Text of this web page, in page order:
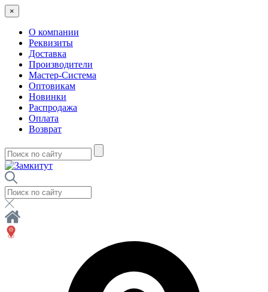
×
О компании
Реквизиты
Доставка
Производители
Мастер-Система
Оптовикам
Новинки
Распродажа
Оплата
Возврат